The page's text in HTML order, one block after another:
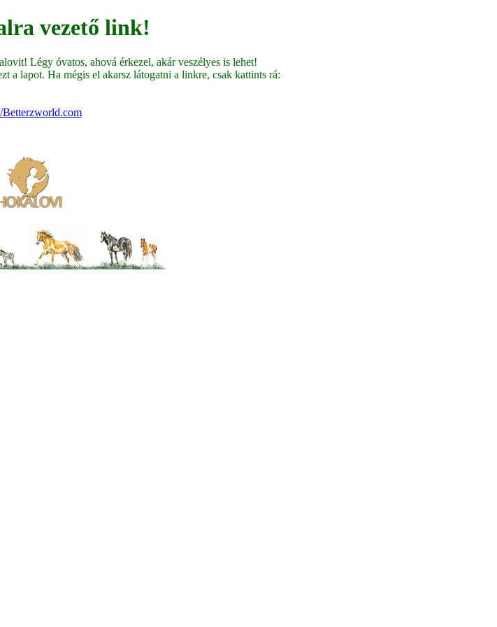
vezető link!
Légy óvatos, ahová érkezel, akár veszélyes is lehet!
a lapot. Ha mégis el akarsz látogatni a linkre, csak kattints rá:
Betterzworld.com